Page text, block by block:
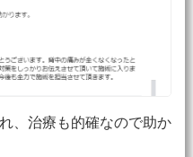
、治療も的確なので助か